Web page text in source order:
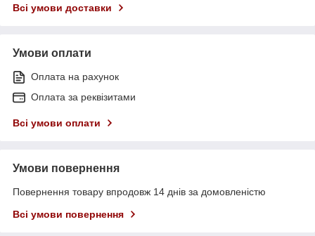
Всі умови доставки
Умови оплати
Оплата на рахунок
Оплата за реквізитами
Всі умови оплати
Умови повернення
Повернення товару впродовж 14 днів за домовленістю
Всі умови повернення